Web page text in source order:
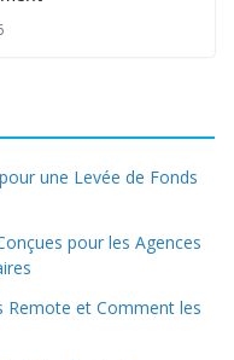
une Levée de Fonds
pour les Agences
Remote et Comment les